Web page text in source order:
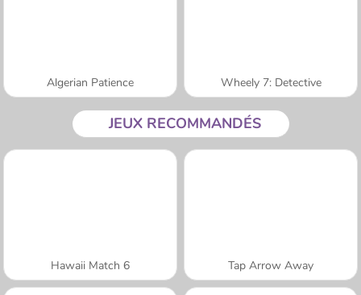
Algerian Patience Wheely 7: Detective
JEUX RECOMMANDÉS
Hawaii Match 6 Tap Arrow Away